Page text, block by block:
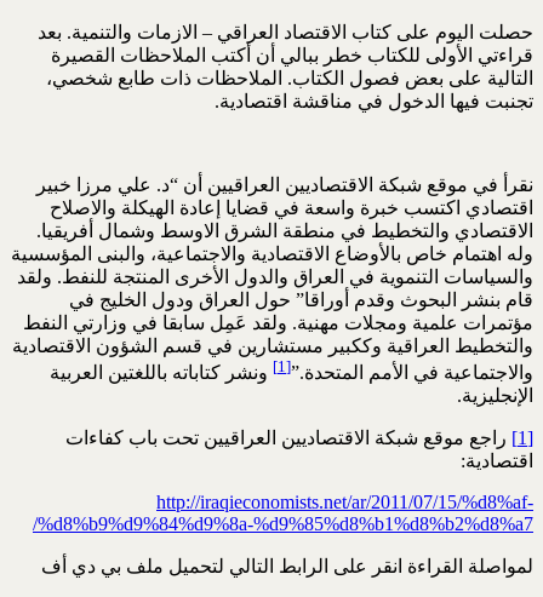
حصلت اليوم على كتاب الاقتصاد العراقي – الازمات والتنمية. بعد
قراءتي الأولى للكتاب خطر ببالي أن أكتب الملاحظات القصيرة
التالية على بعض فصول الكتاب. الملاحظات ذات طابع شخصي،
تجنبت فيها الدخول في مناقشة اقتصادية.
نقرأ في موقع شبكة الاقتصاديين العراقيين أن “د. علي مرزا خبير
اقتصادي اكتسب خبرة واسعة في قضايا إعادة الهيكلة والاصلاح
الاقتصادي والتخطيط في منطقة الشرق الاوسط وشمال أفريقيا.
وله اهتمام خاص بالأوضاع الاقتصادية والاجتماعية، والبنى المؤسسية
والسياسات التنموية في العراق والدول الأخرى المنتجة للنفط. ولقد
قام بنشر البحوث وقدم أوراقا” حول العراق ودول الخليج في
مؤتمرات علمية ومجلات مهنية. ولقد عَمِل سابقا في وزارتي النفط
والتخطيط العراقية وككبير مستشارين في قسم الشؤون الاقتصادية
والاجتماعية في الأمم المتحدة.”[1]
ونشر كتاباته باللغتين العربية
الإنجليزية.
[1]
راجع موقع شبكة الاقتصاديين العراقيين تحت باب كفاءات
اقتصادية:
http://iraqieconomists.net/ar/2011/07/15/%d8%af-
%d8%b9%d9%84%d9%8a-%d9%85%d8%b1%d8%b2%d8%a7/
لمواصلة القراءة انقر على الرابط التالي لتحميل ملف بي دي أف